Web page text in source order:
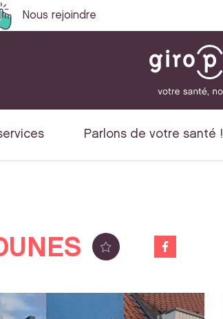
Nous rejoindre
Parlons de votre santé !